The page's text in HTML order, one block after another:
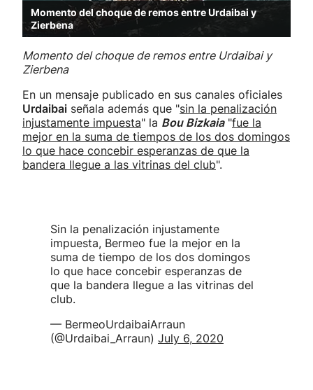
Momento del choque de remos entre Urdaibai y
Zierbena
Momento del choque de remos entre Urdaibai y
Zierbena
En un mensaje publicado en sus canales oficiales
Urdaibai señala además que "sin la penalización
injustamente impuesta" la Bou Bizkaia"fue la
mejor en la suma de tiempos de los dos domingos
lo que hace concebir esperanzas de que la
bandera llegue a las vitrinas del club".
Sin la penalización injustamente
impuesta, Bermeo fue la mejor en la
suma de tiempo de los dos domingos
lo que hace concebir esperanzas de
que la bandera llegue a las vitrinas del
club.
— BermeoUrdaibaiArraun
(@Urdaibai_Arraun) July 6, 2020